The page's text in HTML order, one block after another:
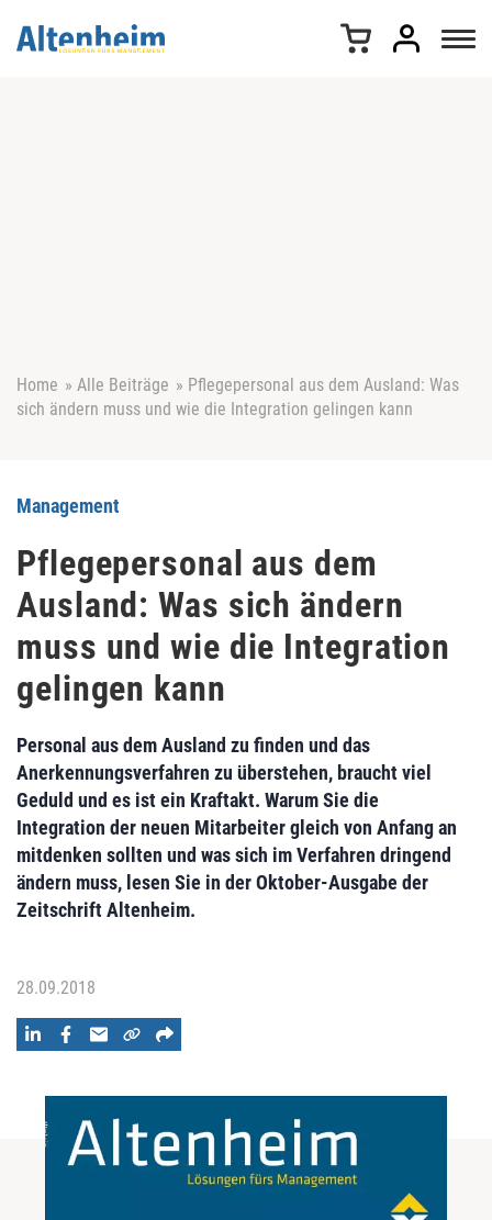
Home » Alle Beiträge » Pflegepersonal aus dem Ausland: Was
sich ändern muss und wie die Integration gelingen kann
Management
Pflegepersonal aus dem
Ausland: Was sich ändern
muss und wie die Integration
gelingen kann
Personal aus dem Ausland zu finden und das
Anerkennungsverfahren zu überstehen, braucht viel
Geduld und es ist ein Kraftakt. Warum Sie die
Integration der neuen Mitarbeiter gleich von Anfang an
mitdenken sollten und was sich im Verfahren dringend
ändern muss, lesen Sie in der Oktober-Ausgabe der
Zeitschrift Altenheim.
28.09.2018